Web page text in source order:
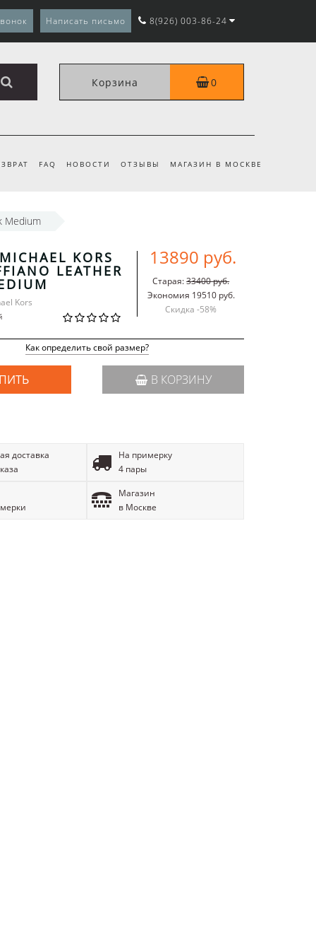
Написать письмо 8(926) 003-86-24
Корзина 0
FAQ НОВОСТИ ОТЗЫВЫ МАГАЗИН В МОСКВЕ
Medium
KORS
LEATHER
Kors
13890 руб.
Старая:33400 руб.
Экономия 19510 руб.
Скидка -58%
Как определить свой размер?
В КОРЗИНУ
доставка
На примерку
4 пары
Магазин
в Москве